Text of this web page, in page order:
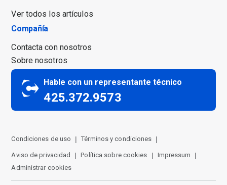
Ver todos los artículos
Compañía
Contacta con nosotros
Sobre nosotros
Hable con un representante técnico
425.372.9573
Condiciones de uso Términos y condiciones
Aviso de privacidad Política sobre cookies
Impressum
Administrar cookies